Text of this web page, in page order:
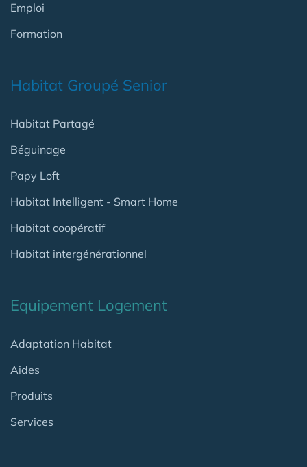
Emploi
Formation
Habitat Groupé Senior
Habitat Partagé
Béguinage
Papy Loft
Habitat Intelligent - Smart Home
Habitat coopératif
Habitat intergénérationnel
Equipement Logement
Adaptation Habitat
Aides
Produits
Services